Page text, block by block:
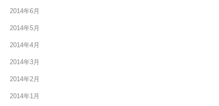
2014年6月
2014年5月
2014年4月
2014年3月
2014年2月
2014年1月